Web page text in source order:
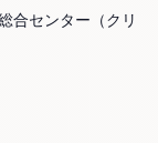
合センター（クリ